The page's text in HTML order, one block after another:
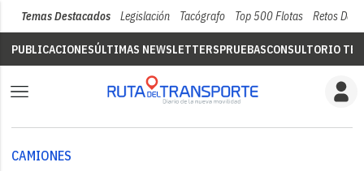
Temas Destacados Legislación Tacógrafo Top 500 Flotas Retos Del
PUBLICACIONESÚLTIMAS NEWSLETTERSPRUEBASCONSULTORIO
CAMIONES